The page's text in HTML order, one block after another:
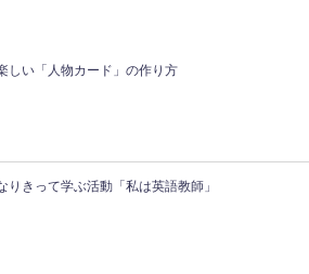
しい「人物カード」の作り方
りきって学ぶ活動「私は英語教師」